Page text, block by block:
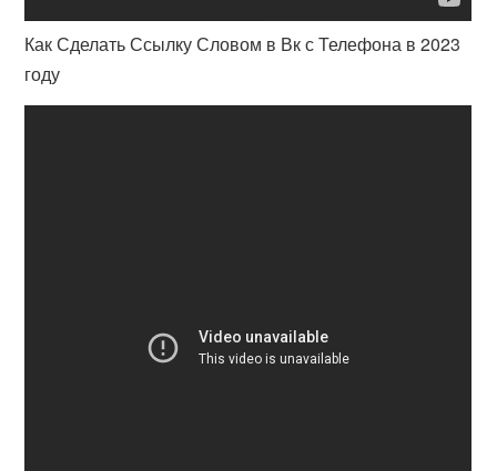
Как Сделать Ссылку Словом в Вк с Телефона в 2023
году